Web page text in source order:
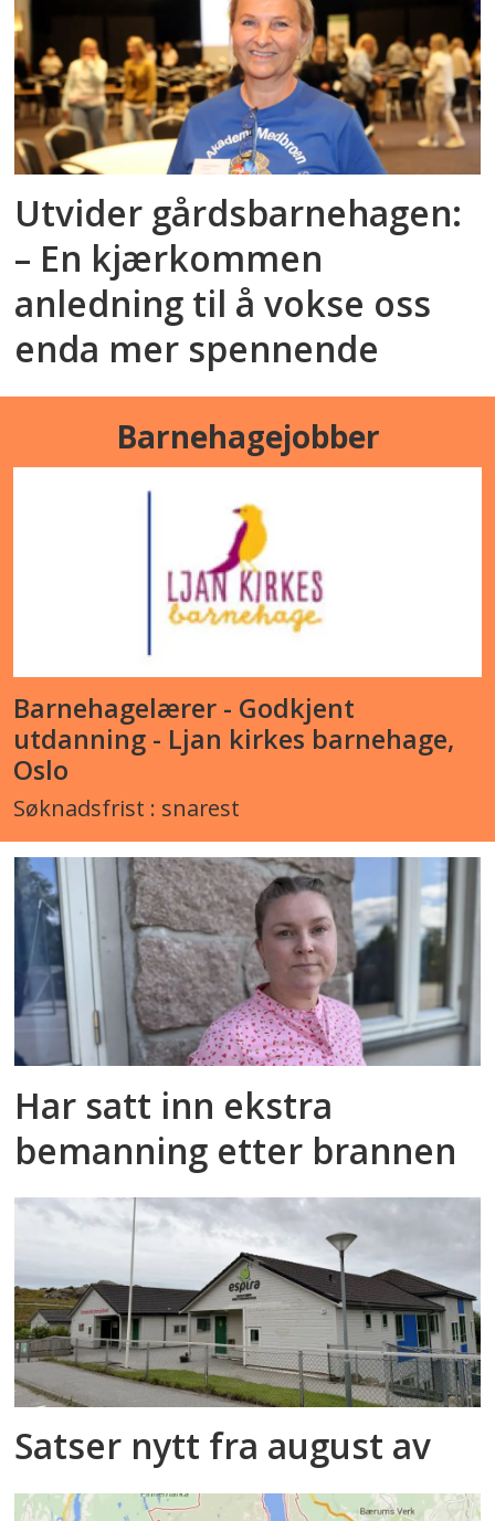
Utvider gårdsbarnehagen:
– En kjærkommen
anledning til å vokse oss
enda mer spennende
Barnehagejobber
Barnehagelærer - Godkjent
utdanning - Ljan kirkes barnehage,
Oslo
Søknadsfrist : snarest
Har satt inn ekstra
bemanning etter brannen
Satser nytt fra august av